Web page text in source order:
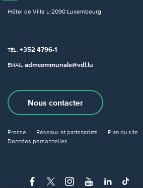
Hôtel de Ville L-2090 Luxembourg
TÉL. +352 4796-1
EMAIL admcommunale@vdl.lu
Nous contacter
Presse Réseaux et partenariats Plan du site
Données personnelles